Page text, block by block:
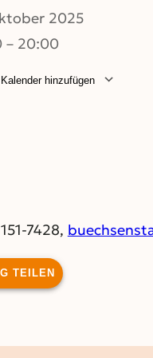
2025
– 20:00
hinzufügen
7428,
TEILEN